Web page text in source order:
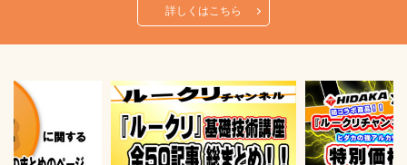
詳しくはこちら